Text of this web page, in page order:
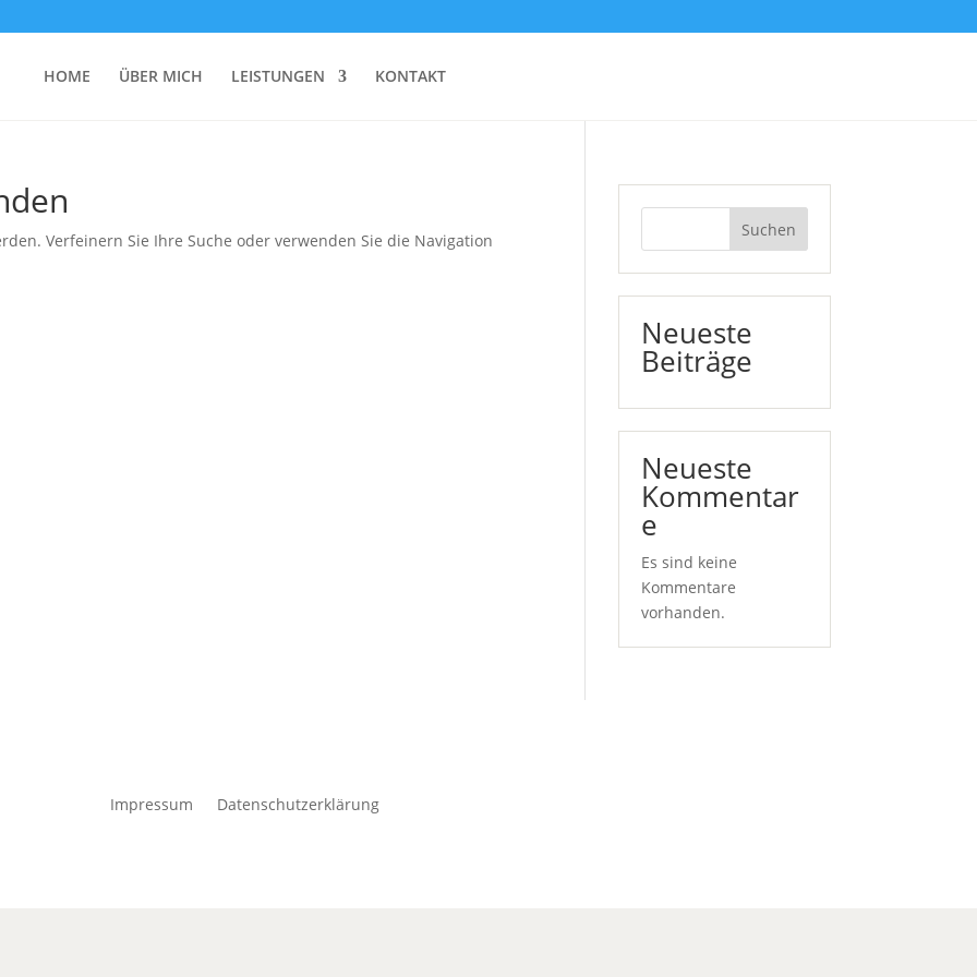
HOME ÜBER MICH LEISTUNGEN KONTAKT
Verfeinern Sie Ihre Suche oder verwenden Sie die Navigation
Suchen
Neueste
Beiträge
Neueste
Kommentar
e
Es sind keine
Kommentare
vorhanden.
Impressum Datenschutzerklärung